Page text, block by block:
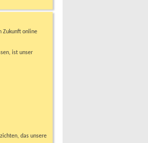
Zukunft online
ist unser
das unsere